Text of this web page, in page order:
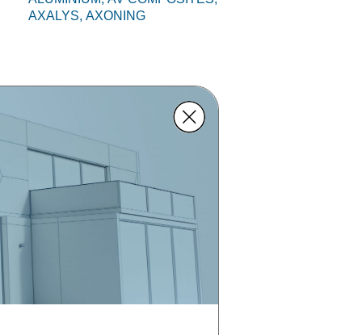
AXALYS,AXONING